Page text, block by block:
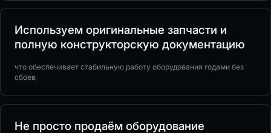
Используем оригинальные запчасти и
полную конструкторскую документацию
что обеспечивает стабильную работу оборудования годами без
сбоев
Не просто продаём оборудование